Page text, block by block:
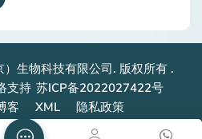
生物科技有限公司. 版权所有 .
支持 苏ICP备2022027422号
客 XML 隐私政策